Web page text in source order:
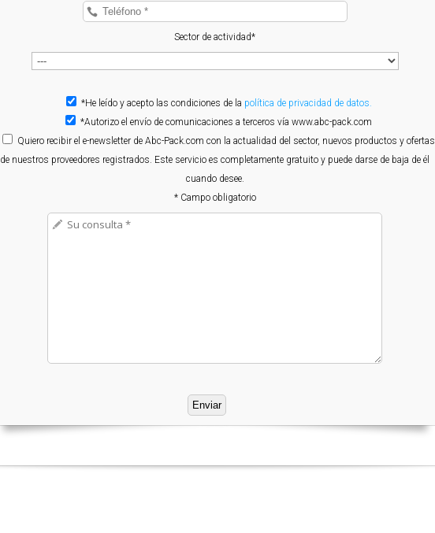
Sector de actividad*
*He leído y acepto las condiciones de la política de privacidad de datos.
*Autorizo el envío de comunicaciones a terceros vía www.abc-pack.com
Quiero recibir el e-newsletter de Abc-Pack.com con la actualidad del sector, nuevos productos y ofertas
de nuestros proveedores registrados. Este servicio es completamente gratuito y puede darse de baja de él
cuando desee.
* Campo obligatorio